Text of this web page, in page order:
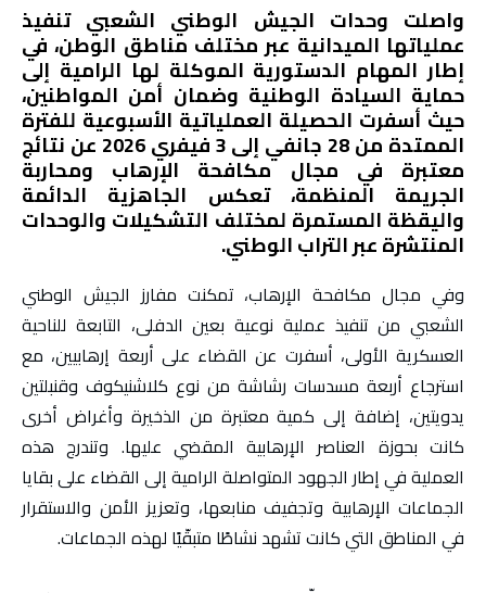
واصلت وحدات الجيش الوطني الشعبي تنفيذ
عملياتها الميدانية عبر مختلف مناطق الوطن، في
إطار المهام الدستورية الموكلة لها الرامية إلى
حماية السيادة الوطنية وضمان أمن المواطنين،
حيث أسفرت الحصيلة العملياتية الأسبوعية للفترة
الممتدة من 28 جانفي إلى 3 فيفري 2026 عن نتائج
معتبرة في مجال مكافحة الإرهاب ومحاربة
الجريمة المنظمة، تعكس الجاهزية الدائمة
واليقظة المستمرة لمختلف التشكيلات والوحدات
المنتشرة عبر التراب الوطني.
وفي مجال مكافحة الإرهاب، تمكنت مفارز الجيش الوطني
الشعبي من تنفيذ عملية نوعية بعين الدفلى، التابعة للناحية
العسكرية الأولى، أسفرت عن القضاء على أربعة إرهابيين، مع
استرجاع أربعة مسدسات رشاشة من نوع كلاشنيكوف وقنبلتين
يدويتين، إضافة إلى كمية معتبرة من الذخيرة وأغراض أخرى
كانت بحوزة العناصر الإرهابية المقضي عليها. وتندرج هذه
العملية في إطار الجهود المتواصلة الرامية إلى القضاء على بقايا
الجماعات الإرهابية وتجفيف منابعها، وتعزيز الأمن والاستقرار
في المناطق التي كانت تشهد نشاطًا متبقّيًا لهذه الجماعات.